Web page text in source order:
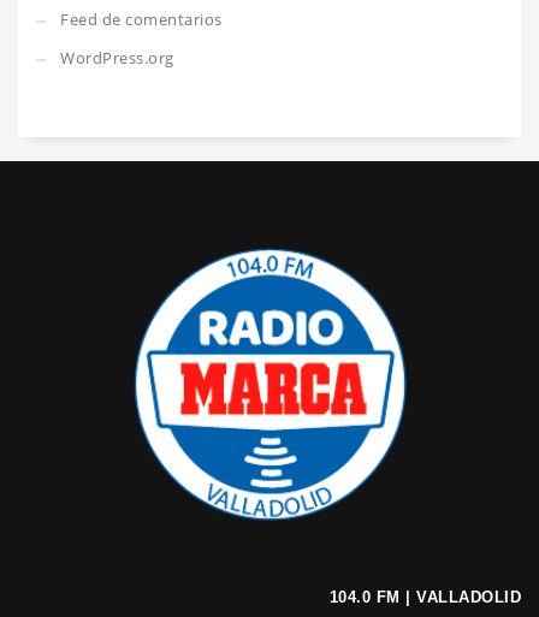
Feed de comentarios
WordPress.org
104.0 FM | VALLADOLID